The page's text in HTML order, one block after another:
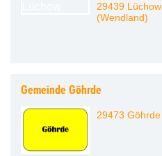
29439 Lüchow
(Wendland)
Gemeinde Göhrde
29473 Göhrde